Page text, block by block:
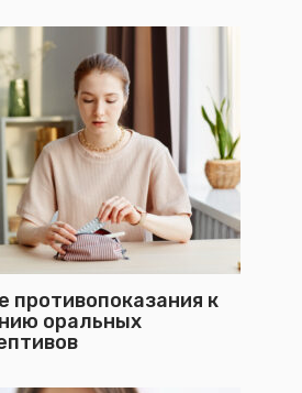
противопоказания к
оральных